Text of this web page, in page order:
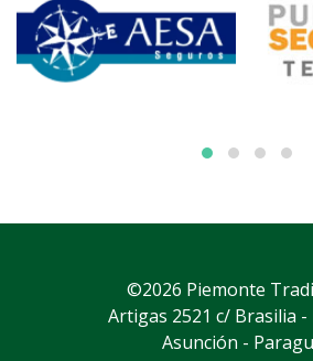
©2026 Piemonte
Artigas 2521 c/ Brasilia -
Asunción -